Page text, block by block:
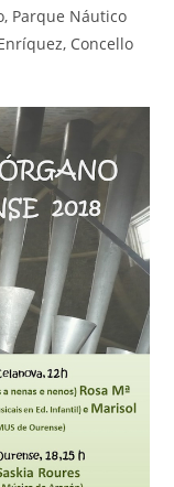
Parque Náutico
Concello